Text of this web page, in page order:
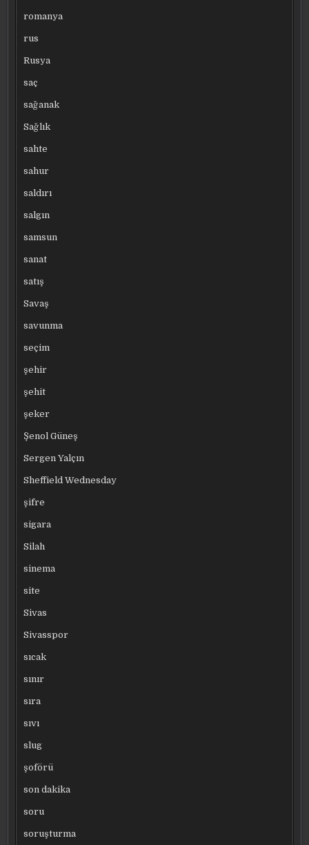
romanya
rus
Rusya
saç
sağanak
Sağlık
sahte
sahur
saldırı
salgın
samsun
sanat
satış
Savaş
savunma
seçim
şehir
şehit
şeker
Şenol Güneş
Sergen Yalçın
Sheffield Wednesday
şifre
sigara
Silah
sinema
site
Sivas
Sivasspor
sıcak
sınır
sıra
sıvı
slug
şoförü
son dakika
soru
soruşturma